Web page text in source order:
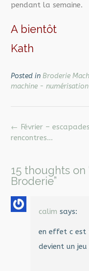
pendant la semaine.
A bientôt
Kath
Posted in Broderie
machine - numérisation
Post
navigation
← Février –
rencontres…
15 thoughts on
Broderie”
calim says:
en effet c est
devient un